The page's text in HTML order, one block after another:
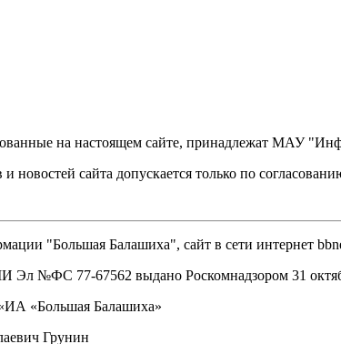
на настоящем сайте, принадлежат МАУ
новостей сайта допускается только по
"Большая Балашиха", сайт в сети интернет
Эл №ФС ‎77-67562 выдано Роскомнадзором 31
«Большая Балашиха»
Грунин